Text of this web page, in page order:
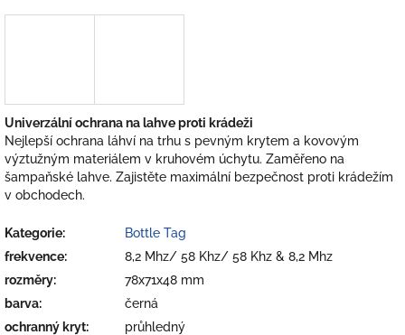
Univerzální ochrana na lahve proti krádeži
Nejlepší ochrana láhví na trhu s pevným krytem a kovovým
výztužným materiálem v kruhovém úchytu. Zaměřeno na
šampaňské lahve. Zajistěte maximální bezpečnost proti krádežím
v obchodech.
Kategorie:
Bottle Tag
frekvence:
8,2 Mhz/ 58 Khz/ 58 Khz & 8,2 Mhz
rozměry:
78x71x48 mm
barva:
černá
ochranný kryt:
průhledný